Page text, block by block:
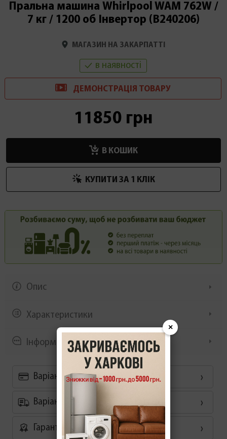
Пральна машина Whirlpool WAM 762W /
7 кг / 1200 об Інвертор (В240206)
МАГАЗИН НА ЗАКАРПАТТІ
в наявності
ДЕМОНСТРАЦІЯ ТОВАРУ
11850 грн
В КОШИК
КУПИТИ ЗА 1 КЛIК
Опис
Характеристики
Інформація/демонстрація
Варіанти оплати
Варіанти доставки
Гарантія
×